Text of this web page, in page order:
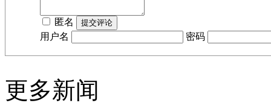
匿名
用户名
密码
更多新闻